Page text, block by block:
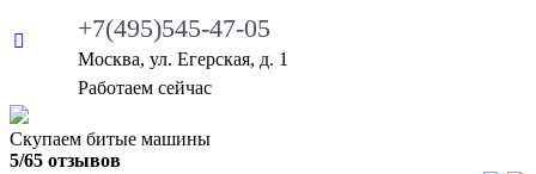
+7(495)545-47-05
Москва, ул. Егерская, д. 1
Работаем сейчас
Скупаем битые машины
5/65 отзывов